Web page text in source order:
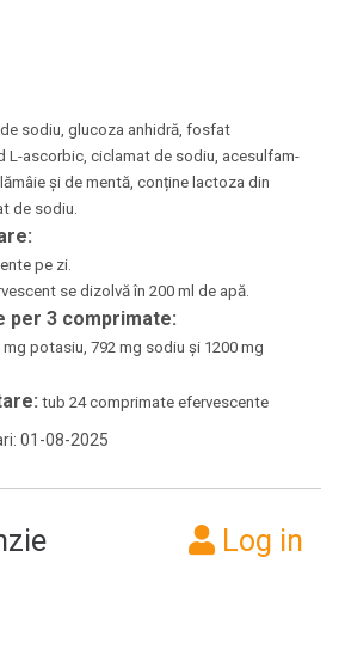
sodiu, glucoza anhidră, fosfat
ascorbic, ciclamat de sodiu, acesulfam-
și de mentă, conține lactoza din
de sodiu.
pe zi.
se dizolvă în 200 ml de apă.
per 3 comprimate:
mg potasiu, 792 mg sodiu și 1200 mg
tub 24 comprimate efervescente
01-08-2025
Log in